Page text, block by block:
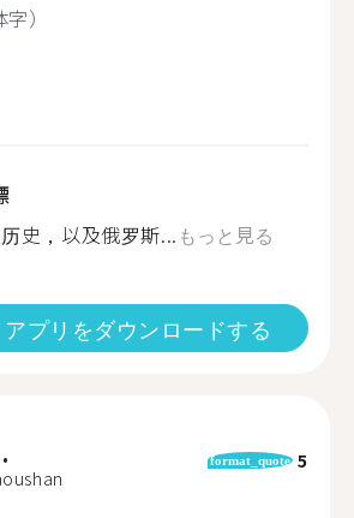
）
史，以及俄罗斯... もっと見る
アプリをダウンロードする
format_quote 5